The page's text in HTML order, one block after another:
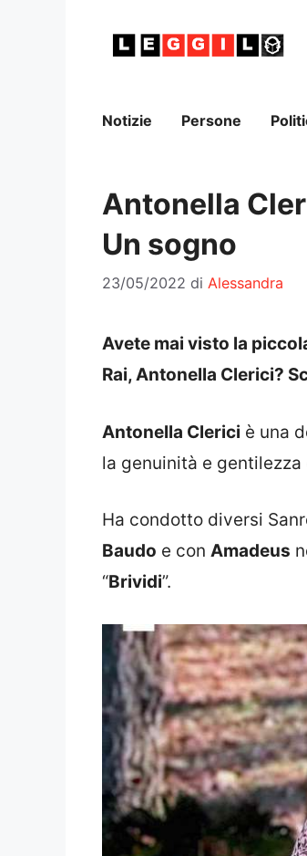
Notizie Persone
Antonella
Un sogno
23/05/2022 di Alessandra
Avete mai visto la
Rai, Antonella Clerici?
Antonella Clerici è una
la genuinità e
Ha condotto diversi
Baudo e con Amadeus
“Brividi”.